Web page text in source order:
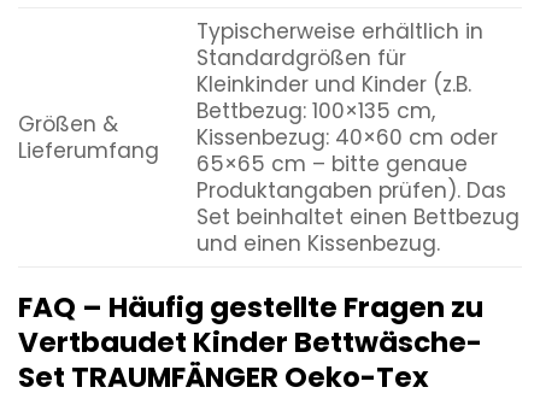
Größen &
Lieferumfang
Typischerweise erhältlich in
Standardgrößen für
Kleinkinder und Kinder (z.B.
Bettbezug: 100×135 cm,
Kissenbezug: 40×60 cm oder
65×65 cm – bitte genaue
Produktangaben prüfen). Das
Set beinhaltet einen Bettbezug
und einen Kissenbezug.
FAQ – Häufig gestellte Fragen zu
Vertbaudet Kinder Bettwäsche-
Set TRAUMFÄNGER Oeko-Tex